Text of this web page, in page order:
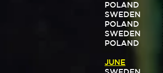
POLAND
SWEDEN
POLAND
SWEDEN
POLAND
JUNE